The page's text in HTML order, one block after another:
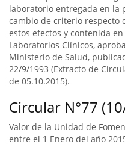
laboratorio entregada en la
cambio de criterio respecto
estos efectos y contenida
Laboratorios Clínicos,
Ministerio de Salud,
22/9/1993 (Extracto de
de 05.10.2015).
Circular N°77
Valor de la Unidad de
entre el 1 Enero del año